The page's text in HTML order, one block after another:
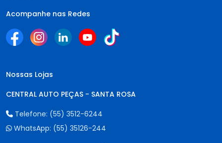
Acompanhe nas Redes
Nossas Lojas
CENTRAL AUTO PEÇAS - SANTA ROSA
Telefone: (55) 3512-6244
WhatsApp: (55) 35126-244